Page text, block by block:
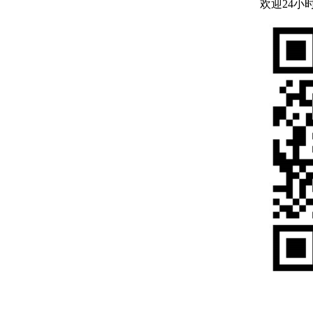
欢迎24小